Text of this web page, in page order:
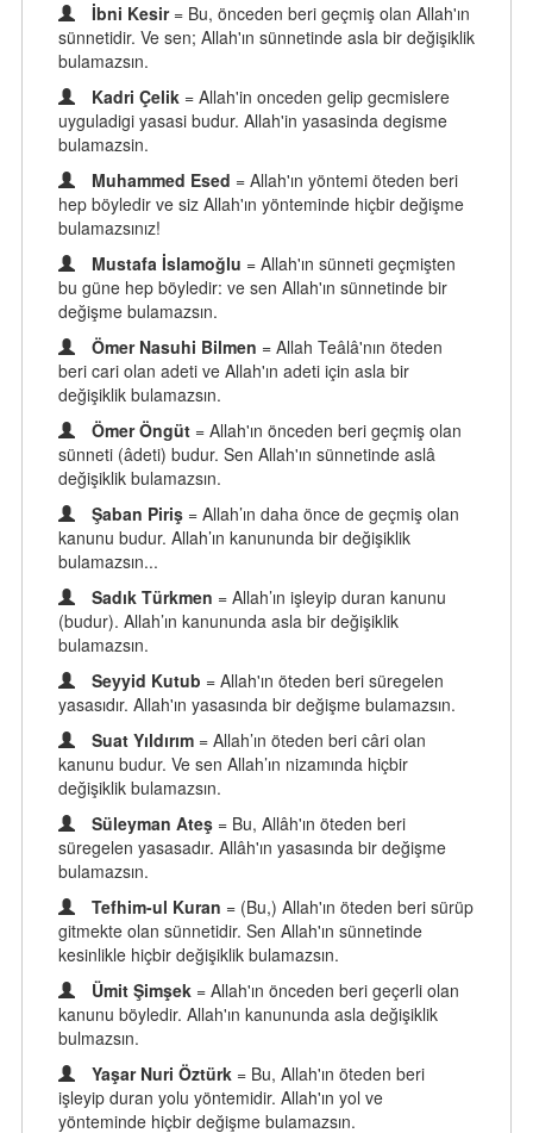
İbni Kesir = Bu, önceden beri geçmiş olan Allah'ın
sünnetidir. Ve sen; Allah'ın sünnetinde asla bir değişiklik
bulamazsın.
Kadri Çelik = Allah'in onceden gelip gecmislere
uyguladigi yasasi budur. Allah'in yasasinda degisme
bulamazsin.
Muhammed Esed = Allah'ın yöntemi öteden beri
hep böyledir ve siz Allah'ın yönteminde hiçbir değişme
bulamazsınız!
Mustafa İslamoğlu = Allah'ın sünneti geçmişten
bu güne hep böyledir: ve sen Allah'ın sünnetinde bir
değişme bulamazsın.
Ömer Nasuhi Bilmen = Allah Teâlâ'nın öteden
beri cari olan adeti ve Allah'ın adeti için asla bir
değişiklik bulamazsın.
Ömer Öngüt = Allah'ın önceden beri geçmiş olan
sünneti (âdeti) budur. Sen Allah'ın sünnetinde aslâ
değişiklik bulamazsın.
Şaban Piriş = Allah’ın daha önce de geçmiş olan
kanunu budur. Allah’ın kanununda bir değişiklik
bulamazsın...
Sadık Türkmen = Allah’ın işleyip duran kanunu
(budur). Allah’ın kanununda asla bir değişiklik
bulamazsın.
Seyyid Kutub = Allah'ın öteden beri süregelen
yasasıdır. Allah'ın yasasında bir değişme bulamazsın.
Suat Yıldırım = Allah’ın öteden beri câri olan
kanunu budur. Ve sen Allah’ın nizamında hiçbir
değişiklik bulamazsın.
Süleyman Ateş = Bu, Allâh'ın öteden beri
süregelen yasasadır. Allâh'ın yasasında bir değişme
bulamazsın.
Tefhim-ul Kuran = (Bu,) Allah'ın öteden beri sürüp
gitmekte olan sünnetidir. Sen Allah'ın sünnetinde
kesinlikle hiçbir değişiklik bulamazsın.
Ümit Şimşek = Allah'ın önceden beri geçerli olan
kanunu böyledir. Allah'ın kanununda asla değişiklik
bulmazsın.
Yaşar Nuri Öztürk = Bu, Allah'ın öteden beri
işleyip duran yolu yöntemidir. Allah'ın yol ve
yönteminde hiçbir değişme bulamazsın.